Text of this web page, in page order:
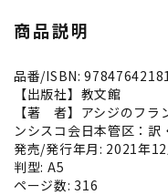
商品説明
品番/ISBN:
【出版社】教文館
【著 者】アシジのフ
ンシスコ会日本管区：訳
発売/発行年月: 2021年12
判型: A5
ページ数: 316